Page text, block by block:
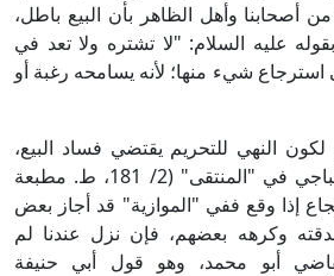
وأهل الظاهر بأن البيع باطل،
عليه السلام: "لا تشتره ولا تعد في
شيء منها؛ لأنه يسامحه رغبة أو
لكون النهي للتحريم يقتضي فساد البيع،
قال العلامة أبو الوليد الباجي في "المنتقى" (2/ 181، ط. مطبعة
إذا وقع ففي "الموازية" قد أجاز بعض
وكرهه بعضهم، فإن نزل عندنا لم
أبو محمد، وهو قول أبي حنيفة